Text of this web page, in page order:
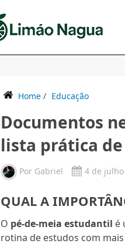
Home / Educação
Documentos
lista prática
Por Gabriel 4 de
QUAL A
O pé-de-meia estudantil é
rotina de estudos com